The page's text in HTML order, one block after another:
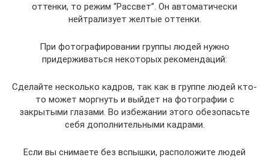
оттенки, то режим “Рассвет”. Он автоматически
нейтрализует желтые оттенки.
При фотографировании группы людей нужно
придерживаться некоторых рекомендаций:
Сделайте несколько кадров, так как в группе людей кто-
то может моргнуть и выйдет на фотографии с
закрытыми глазами. Во избежании этого обезопасьте
себя дополнительными кадрами.
Если вы снимаете без вспышки, расположите людей